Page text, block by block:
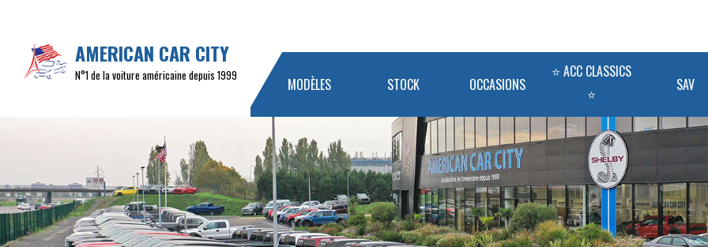
AMERICAN CAR CITY
N°1 de la voiture américaine depuis 1999 MODÈLES STOCK OCCASIONS
⭐ ACC CLASSICS
⭐
SAV